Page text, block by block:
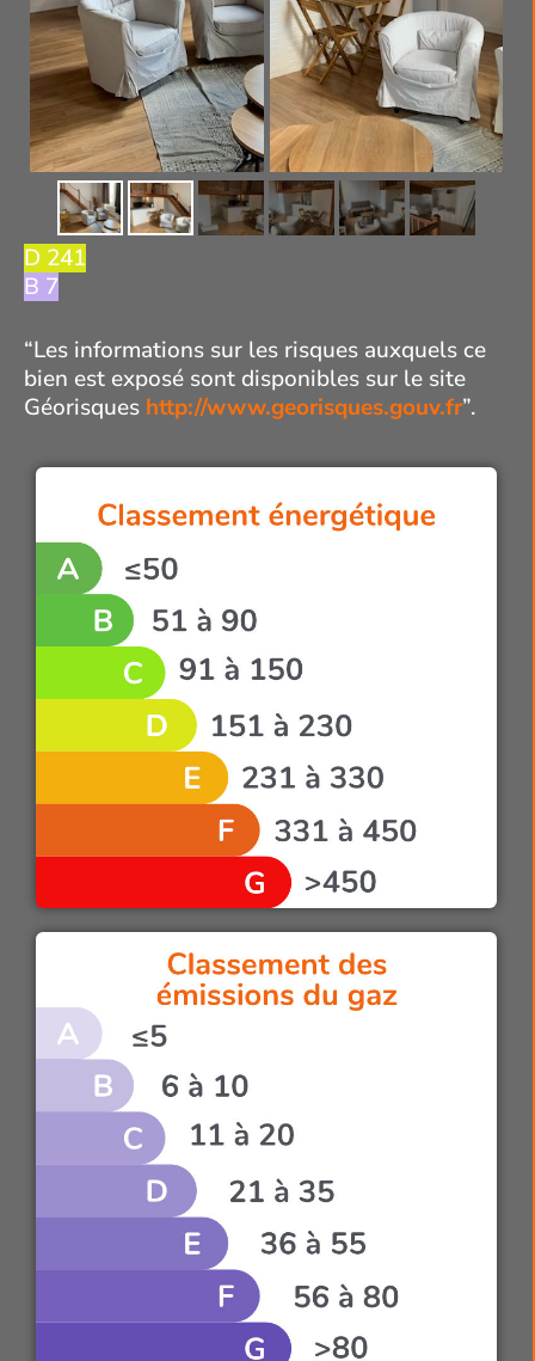
D 241
B 7
“Les informations sur les risques auxquels ce
bien est exposé sont disponibles sur le site
Géorisques http://www.georisques.gouv.fr”.